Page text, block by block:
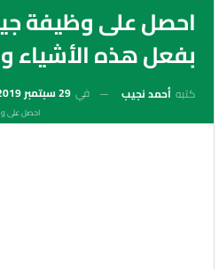
احصل على وظيفة
بفعل هذه الأشياء
كتبه أحمد نجيب في 29 سبتمبر 2019
احصل على